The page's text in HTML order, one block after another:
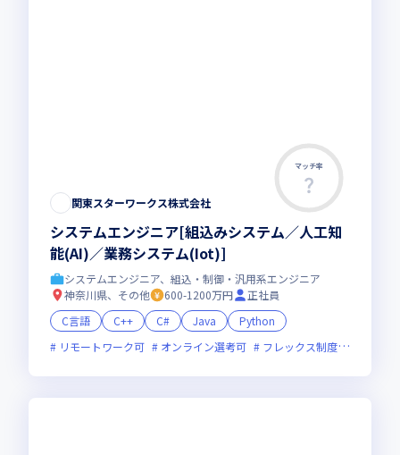
マッチ率
関東スターワークス株式会社
システムエンジニア[組込みシステム／人工知
能(AI)／業務システム(Iot)]
システムエンジニア、組込・制御・汎用系エンジニア
神奈川県、その他
600-1200万円
正社員
C言語
C++ C# Java
Python
リモートワーク可
オンライン選考可 フレックス制度あり